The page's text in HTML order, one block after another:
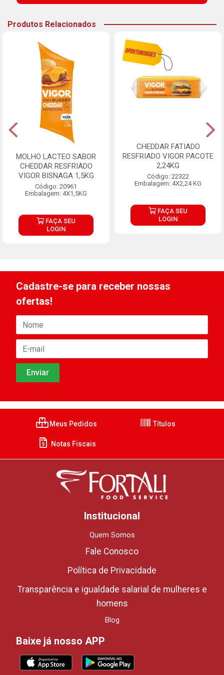
Produtos Relacionados
MOLHO LACTEO SABOR
CHEDDAR RESFRIADO
VIGOR BISNAGA 1,5KG
Código: 20961
Embalagem: 4X1,5KG
FAÇA SEU
LOGIN
CHEDDAR FATIADO
RESFRIADO VIGOR PACOTE
2,24KG
Código: 22322
Embalagem: 4X2,24 KG
FAÇA SEU
LOGIN
Cadastre-se para receber nossas
ofertas!
Meus Pedidos Títulos
Notas Fiscais
Institucional
Quem Somos
Fale Conosco
Política de Privacidade
Transparência e igualdade salarial de mulheres e
homens
Blog
Baixe já nosso APP